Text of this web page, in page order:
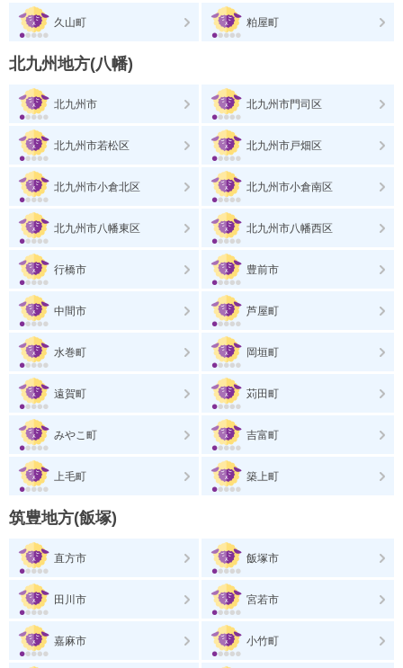
久山町 粕屋町
北九州地方(八幡)
北九州市 北九州市門司区
北九州市若松区 北九州市戸畑区
北九州市小倉北区 北九州市小倉南区
北九州市八幡東区 北九州市八幡西区
行橋市 豊前市
中間市 芦屋町
水巻町 岡垣町
遠賀町 苅田町
みやこ町 吉富町
上毛町 築上町
筑豊地方(飯塚)
直方市 飯塚市
田川市 宮若市
嘉麻市 小竹町